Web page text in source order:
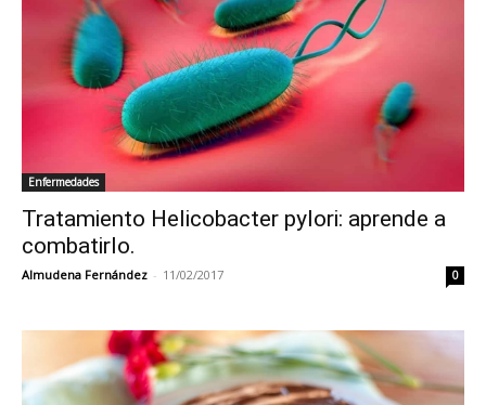
Enfermedades
Tratamiento Helicobacter pylori: aprende a
combatirlo.
Almudena Fernández - 11/02/2017 0